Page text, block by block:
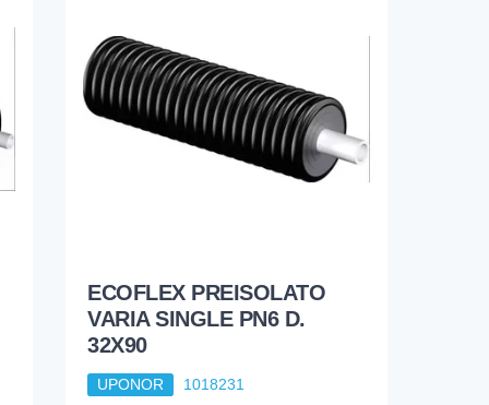
ECOFLEX PREISOLATO
VARIA SINGLE PN6 D.
32X90
UPONOR
1018231